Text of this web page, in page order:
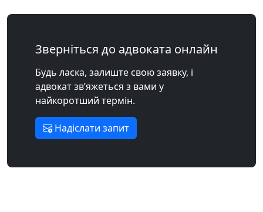
Зверніться до адвоката онлайн
Будь ласка, залиште свою заявку, і
адвокат зв’яжеться з вами у
найкоротший термін.
Надіслати запит